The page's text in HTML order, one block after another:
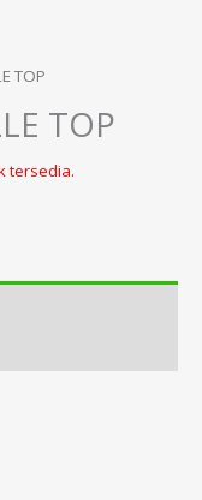
TOP
TOP
tersedia.